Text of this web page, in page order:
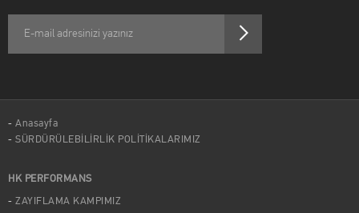
Anasayfa
SÜRDÜRÜLEBİLİRLİK POLİTİKALARIMIZ
HK PERFORMANS
ZAYIFLAMA KAMPIMIZ